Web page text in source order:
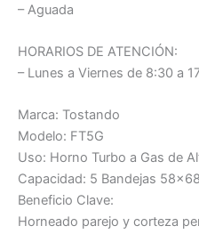
– Aguada
HORARIOS DE ATENCIÓN:
– Lunes a Viernes de 8:30 a
Marca: Tostando
Modelo: FT5G
Uso: Horno Turbo a Gas de
Capacidad: 5 Bandejas
Beneficio Clave:
Horneado parejo y corteza